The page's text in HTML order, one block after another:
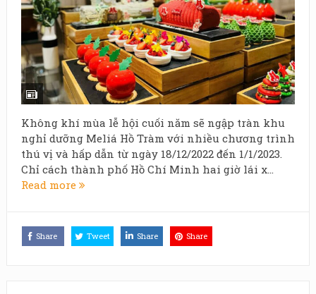
Không khí mùa lễ hội cuối năm sẽ ngập tràn khu
nghỉ dưỡng Meliá Hồ Tràm với nhiều chương trình
thú vị và hấp dẫn từ ngày 18/12/2022 đến 1/1/2023.
Chỉ cách thành phố Hồ Chí Minh hai giờ lái x...
Read more
Share Tweet Share Share